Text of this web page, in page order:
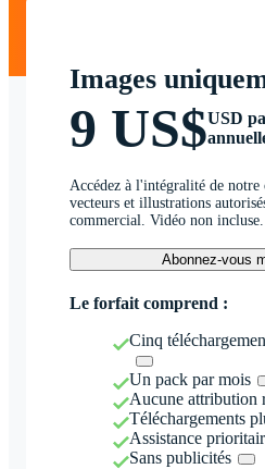
Images
9 US$USD
Accédez à l'intégralité de notre
vecteurs et illustrations
commercial. Vidéo non incluse.
Abonnez-vous
Le forfait comprend :
Cinq
Un pack par mois
Aucune attribution
Téléchargements
Assistance
Sans publicités